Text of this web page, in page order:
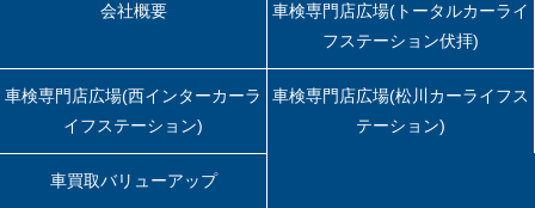
会社概要
車検専門店広場(トータルカーライ
フステーション伏拝)
車検専門店広場(西インターカーラ
イフステーション)
車検専門店広場(松川カーライフス
テーション)
車買取バリューアップ